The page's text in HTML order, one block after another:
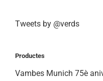
Tweets by @verds
Productes
Vambes Munich 75è